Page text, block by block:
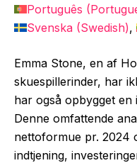
Português (
Svenska (Swedish)
Emma Stone, en af
skuespillerinder, har
har også opbygget
Denne omfattende
nettoformue pr. 2024
indtjening,